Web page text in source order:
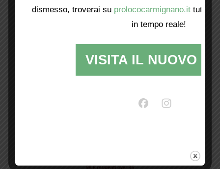
dismesso, troverai su prolococarmignano.it tutti i
in tempo reale!
VISITA IL NUOVO